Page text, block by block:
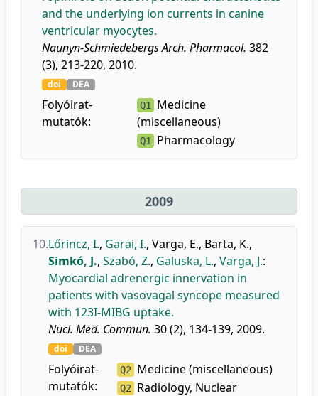
and the underlying ion currents in canine
ventricular myocytes.
Naunyn-Schmiedebergs Arch. Pharmacol. 382
(3), 213-220, 2010.
doi DEA
Folyóirat-
mutatók:
Q1 Medicine
(miscellaneous)
Q1 Pharmacology
2009
10.Lőrincz, I., Garai, I., Varga, E., Barta, K.,
Simkó, J., Szabó, Z., Galuska, L., Varga, J.:
Myocardial adrenergic innervation in
patients with vasovagal syncope measured
with 123I-MIBG uptake.
Nucl. Med. Commun. 30 (2), 134-139, 2009.
doi DEA
Folyóirat-
mutatók:
Q2 Medicine (miscellaneous)
Q2
Radiology, Nuclear